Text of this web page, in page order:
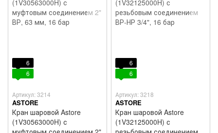
6
6
Артикул: 3214
ASTORE
Кран шаровой Astore
(1V30563000H) с
6
6
Артикул: 3218
ASTORE
Кран шаровой Astore
(1V32125000H) с